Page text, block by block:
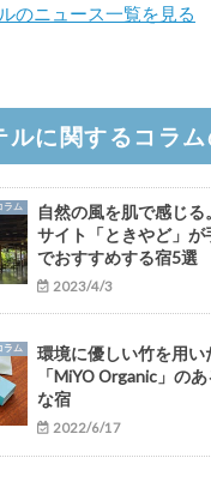
のニュース一覧を見る
ルに関するコラ
ラム
自然の風を肌で感じ
サイト「ときやど」が
でおすすめする宿5選
2023/4/3
ラム
環境に優しい竹を用い
「MiYO Organic」の
な宿
2022/6/17